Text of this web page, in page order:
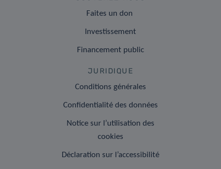
Faites un don
Investissement
Financement public
JURIDIQUE
Conditions générales
Confidentialité des données
Notice sur l’utilisation des
cookies
Déclaration sur l’accessibilité